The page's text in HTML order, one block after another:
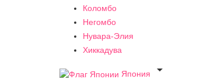
Коломбо
Негомбо
Нувара-Элия
Хиккадува
Япония
